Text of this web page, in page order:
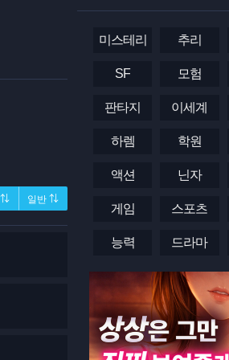
⇅ 일반 ⇅
미스테리 추리
SF 모험
판타지 이세계
하렘 학원
액션 닌자
게임 스포츠
능력 드라마